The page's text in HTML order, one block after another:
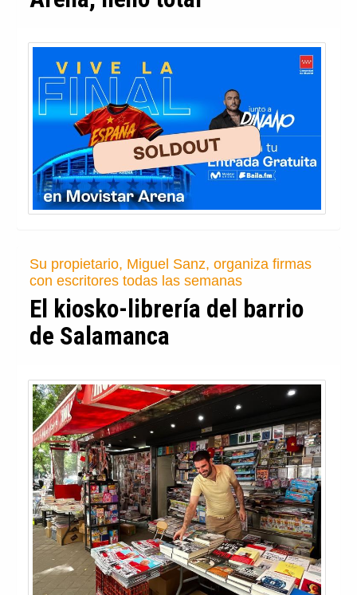
Su propietario, Miguel Sanz, organiza firmas
con escritores todas las semanas
El kiosko-librería del barrio
de Salamanca